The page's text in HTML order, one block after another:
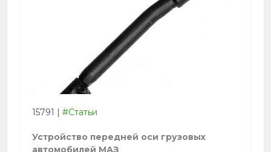
15791 | #Статьи
Устройство передней оси грузовых
автомобилей МАЗ